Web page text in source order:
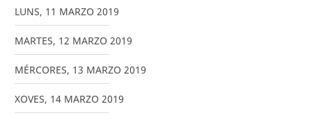
LUNS, 11 MARZO 2019
MARTES, 12 MARZO 2019
MÉRCORES, 13 MARZO 2019
XOVES, 14 MARZO 2019